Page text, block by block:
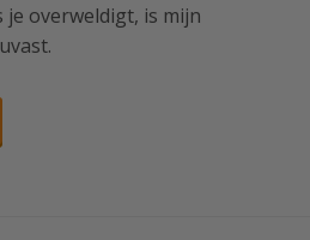
overweldigt, is mijn